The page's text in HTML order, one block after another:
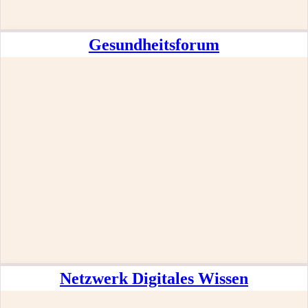
Gesundheitsforum
Netzwerk Digitales Wissen